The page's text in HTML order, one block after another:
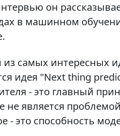
он
в машинном
самых интересных
идея "Next thing
- это главный
не является
- это способность